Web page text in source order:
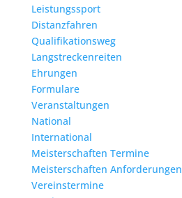
Leistungssport
Distanzfahren
Qualifikationsweg
Langstreckenreiten
Ehrungen
Formulare
Veranstaltungen
National
International
Meisterschaften Termine
Meisterschaften Anforderungen
Vereinstermine